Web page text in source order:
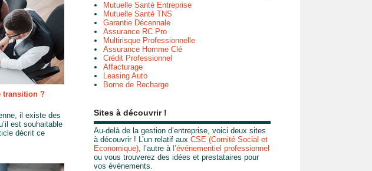
transition ?
il existe des
est souhaitable
décrit ce
Mutuelle Santé Entreprise
Mutuelle Santé TNS
Garantie Décennale
Assurance RC Pro
Multirisque Professionnelle
Assurance Homme Clé
Crédit Professionnel
Affacturage
Leasing Auto
Borne de Recharge
Sites à découvrir !
Au-delà de la gestion d’entreprise, voici deux sites
à découvrir ! L’un relatif aux CSE (Comité Social et
Economique), l’autre à l’événementiel professionnel
ou vous trouverez des idées et prestataires pour
vos événements.